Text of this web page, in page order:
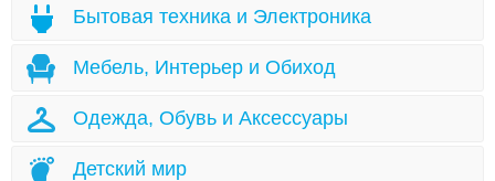
Бытовая техника и Электроника
Мебель, Интерьер и Обиход
Одежда, Обувь и Аксессуары
Детский мир